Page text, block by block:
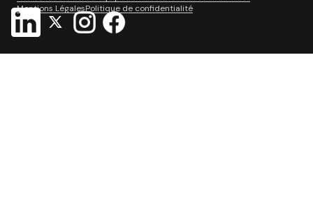
Mentions LégalesPolitique de confidentialité